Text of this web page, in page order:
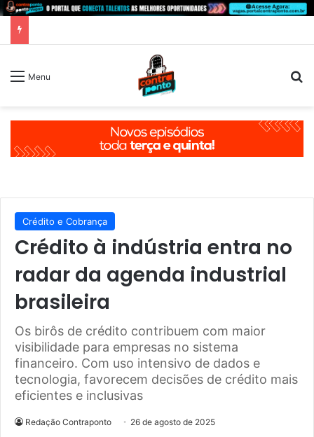
Menu
Crédito e Cobrança
Crédito à indústria entra no
radar da agenda industrial
brasileira
Os birôs de crédito contribuem com maior
visibilidade para empresas no sistema
financeiro. Com uso intensivo de dados e
tecnologia, favorecem decisões de crédito mais
eficientes e inclusivas
Redação Contraponto 26 de agosto de 2025